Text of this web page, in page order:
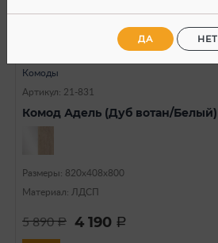
Комоды
Артикул: 21-831
Комод Адель (Дуб вотан/Белый)
Размеры: 820х408х800
Материал: ЛДСП
5 890a 4 190 a
ДА НЕТ